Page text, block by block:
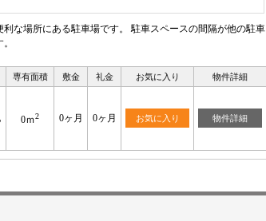
な場所にある駐車場です。 駐車スペースの間隔が他の駐車
専有面積 敷金 礼金 お気に入り 物件詳細
0ｍ2 0ヶ月 0ヶ月 お気に入り 物件詳細